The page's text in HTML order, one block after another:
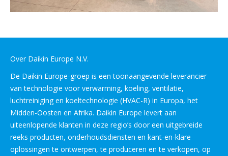
Over Daikin Europe N.V.
De Daikin Europe-groep is een toonaangevende leverancier
van technologie voor verwarming, koeling, ventilatie,
luchtreiniging en koeltechnologie (HVAC-R) in Europa, het
Midden-Oosten en Afrika. Daikin Europe levert aan
uiteenlopende klanten in deze regio’s door een uitgebreide
reeks producten, onderhoudsdiensten en kant-en-klare
oplossingen te ontwerpen, te produceren en te verkopen, op